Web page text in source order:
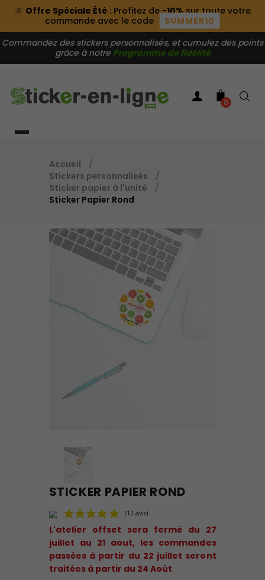
🌞 Offre Spéciale Été: Profitez de-10%sur toute votre
commande avec le code
SUMMER10
Commandez des stickers personnalisés, et cumulez des points
grâce à notre Programme de fidélité
0
Accueil
Stickers personnalisés
Sticker papier à l'unité
Sticker Papier Rond
STICKER PAPIER ROND
L'atelier offset sera fermé du 27
juillet au 21 aout, les commandes
passées à partir du 22 juillet seront
traitées à partir du 24 Août